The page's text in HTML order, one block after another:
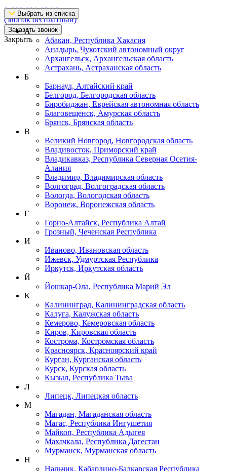
8-800-101-19-19
(звонок бесплатный)
Заказать звонок
Закрыть
Выбрать из списка
А
Абакан, Республика Хакасия
Анадырь, Чукотский автономный округ
Архангельск, Архангельская область
Астрахань, Астраханская область
Б
Барнаул, Алтайский край
Белгород, Белгородская область
Биробиджан, Еврейская автономная область
Благовещенск, Амурская область
Брянск, Брянская область
В
Великий Новгород, Новгородская область
Владивосток, Приморский край
Владикавказ, Республика Северная Осетия-
Алания
Владимир, Владимирская область
Волгоград, Волгоградская область
Вологда, Вологодская область
Воронеж, Воронежская область
Г
Горно-Алтайск, Республика Алтай
Грозный, Чеченская Республика
И
Иваново, Ивановская область
Ижевск, Удмуртская Республика
Иркутск, Иркутская область
Й
Йошкар-Ола, Республика Марий Эл
К
Калининград, Калининградская область
Калуга, Калужская область
Кемерово, Кемеровская область
Киров, Кировская область
Кострома, Костромская область
Красноярск, Красноярский край
Курган, Курганская область
Курск, Курская область
Кызыл, Республика Тыва
Л
Липецк, Липецкая область
М
Магадан, Магаданская область
Магас, Республика Ингушетия
Майкоп, Республика Адыгея
Махачкала, Республика Дагестан
Мурманск, Мурманская область
Н
Нальчик, Кабардино-Балкарская Республика